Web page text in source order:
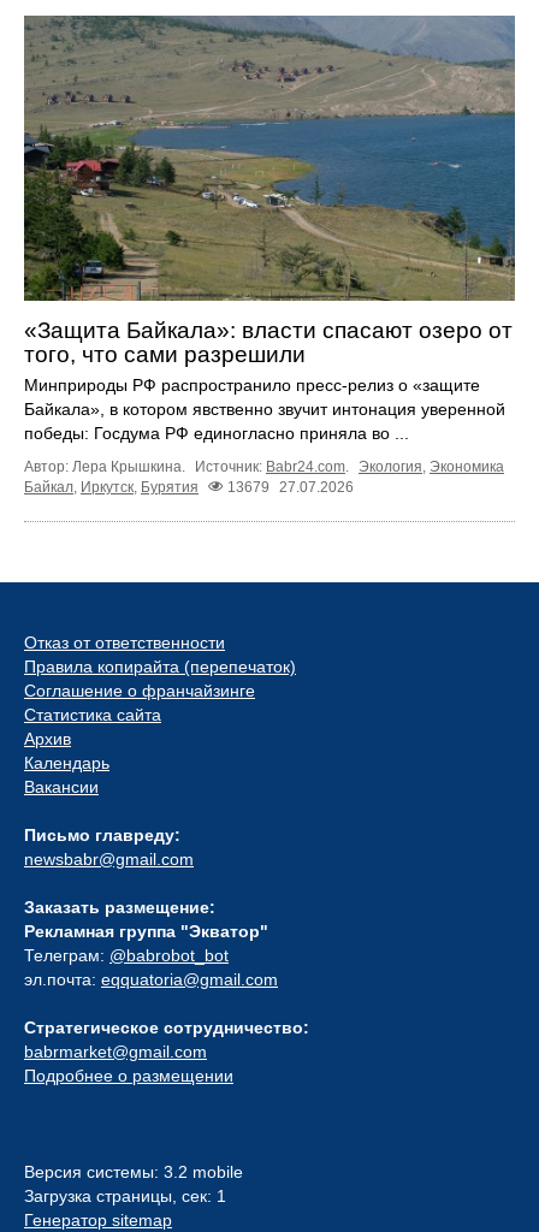
«Защита Байкала»: власти спасают озеро от
того, что сами разрешили
Минприроды РФ распространило пресс-релиз о «защите
Байкала», в котором явственно звучит интонация уверенной
победы: Госдума РФ единогласно приняла во ...
Автор: Лера Крышкина. Источник: Babr24.com. Экология, Экономика
Байкал, Иркутск, Бурятия 13679 27.07.2026
Отказ от ответственности
Правила копирайта (перепечаток)
Соглашение о франчайзинге
Статистика сайта
Архив
Календарь
Вакансии
Письмо главреду:
newsbabr@gmail.com
Заказать размещение:
Рекламная группа "Экватор"
Телеграм: @babrobot_bot
эл.почта: eqquatoria@gmail.com
Стратегическое сотрудничество:
babrmarket@gmail.com
Подробнее о размещении
Версия системы: 3.2 mobile
Загрузка страницы, сек: 1
Генератор sitemap